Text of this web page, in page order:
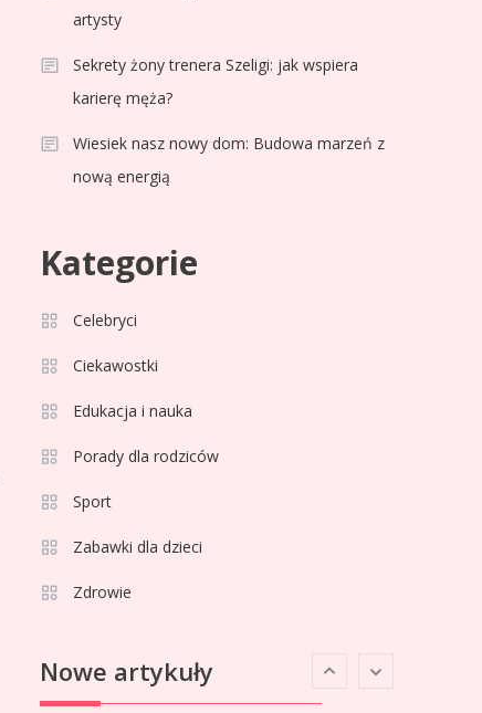
artysty
Sekrety żony trenera Szeligi: jak wspiera
karierę męża?
Wiesiek nasz nowy dom: Budowa marzeń z
nową energią
Kategorie
Celebryci
Ciekawostki
Edukacja i nauka
Porady dla rodziców
Sport
Zabawki dla dzieci
Zdrowie
Nowe artykuły
wiek, kariera i pasje w
4
5
jest popularna
influencerka?